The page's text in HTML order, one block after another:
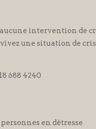
intervention de
une situation de
688 4240
en détresse